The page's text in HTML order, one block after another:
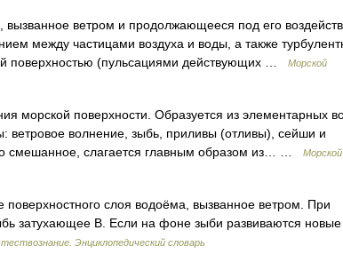
ветром и продолжающееся под его
между частицами воздуха и воды, а также
поверхностью (пульсациями действующих …
Морской
морской поверхности. Образуется из элементарных
ветровое волнение, зыбь, приливы (отливы), сейши и
смешанное, слагается главным образом из… …
Морской
слоя водоёма, вызванное ветром. При
затухающее В. Если на фоне зыби развиваются новые
Энциклопедический словарь